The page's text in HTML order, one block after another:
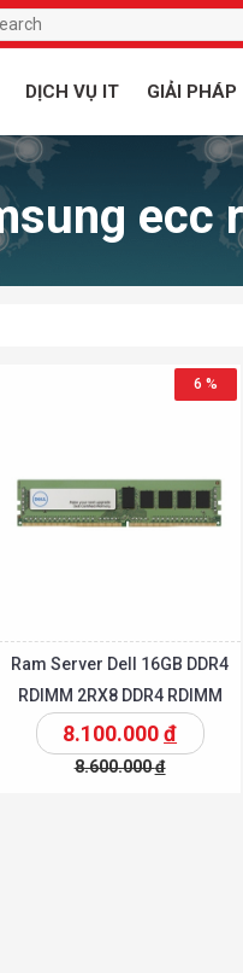
DỊCH VỤ IT GIẢI PHÁP
ecc
6 %
Ram Server Dell 16GB DDR4
RDIMM 2RX8 DDR4 RDIMM
2666MHz giá rẻ
8.100.000đ
8.600.000đ